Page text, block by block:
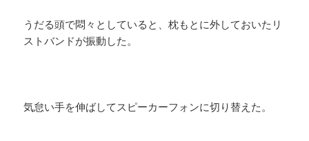
うだる頭で悶々としていると、枕もとに外しておいたリ
ストバンドが振動した。
気怠い手を伸ばしてスピーカーフォンに切り替えた。